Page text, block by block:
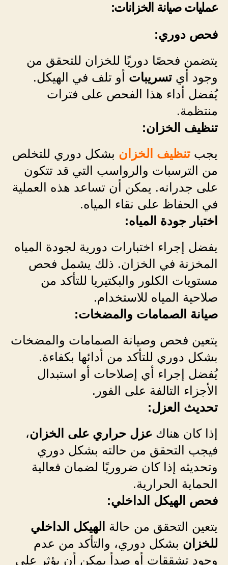
عمليات صيانة الخزانات:
فحص دوري:
يتضمن فحصًا دوريًا للخزان للتحقق من
وجود أي تسريبات أو تلف في الهيكل.
يُفضل أداء هذا الفحص على فترات
منتظمة.
تنظيف الخزان:
يجب تنظيف الخزان بشكل دوري للتخلص
من الترسبات والرواسب التي قد تتكون
على جدرانه. يمكن أن تساعد هذه العملية
في الحفاظ على نقاء المياه.
اختبار جودة المياه:
يفضل إجراء اختبارات دورية لجودة المياه
المخزنة في الخزان. ذلك يشمل فحص
مستويات الكلور والبكتيريا للتأكد من
صلاحية المياه للاستخدام.
صيانة الصمامات والمضخات:
يتعين فحص وصيانة الصمامات والمضخات
بشكل دوري للتأكد من أدائها بكفاءة.
يُفضل إجراء أي إصلاحات أو استبدال
الأجزاء التالفة على الفور.
تحديث العزل:
إذا كان هناك عزل حراري على الخزان،
فيجب التحقق من حالته بشكل دوري
وتحديثه إذا كان ضروريًا لضمان فعالية
الحماية الحرارية.
فحص الهيكل الداخلي:
يتعين التحقق من حالة الهيكل الداخلي
للخزان بشكل دوري، والتأكد من عدم
وجود تشققات أو صدأ يمكن أن يؤثر على